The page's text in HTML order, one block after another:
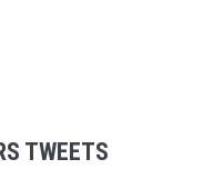
TWEETS